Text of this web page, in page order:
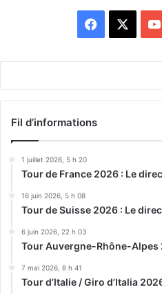
Facebook
Fil d’informations
1 juillet 2026, 5 h 20
Tour de France 2026 : Le
16 juin 2026, 5 h 08
Tour de Suisse 2026 : Le
6 juin 2026, 22 h 03
Tour Auvergne-Rhône-Alpes
7 mai 2026, 8 h 41
Tour d’Italie / Giro d’Italia